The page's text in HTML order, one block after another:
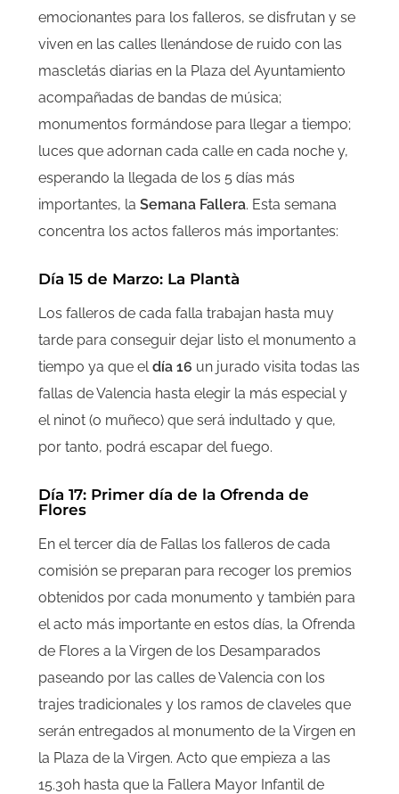
emocionantes para los falleros, se disfrutan y se
viven en las calles llenándose de ruido con las
mascletás diarias en la Plaza del Ayuntamiento
acompañadas de bandas de música;
monumentos formándose para llegar a tiempo;
luces que adornan cada calle en cada noche y,
esperando la llegada de los 5 días más
importantes, la Semana Fallera. Esta semana
concentra los actos falleros más importantes:
Día 15 de Marzo: La Plantà
Los falleros de cada falla trabajan hasta muy
tarde para conseguir dejar listo el monumento a
tiempo ya que eldía 16 un jurado visita todas las
fallas de Valencia hasta elegir la más especial y
el ninot (o muñeco) que será indultado y que,
por tanto, podrá escapar del fuego.
Día 17: Primer día de la Ofrenda de
Flores
En el tercer día de Fallas los falleros de cada
comisión se preparan para recoger los premios
obtenidos por cada monumento y también para
el acto más importante en estos días, la Ofrenda
de Flores a la Virgen de los Desamparados
paseando por las calles de Valencia con los
trajes tradicionales y los ramos de claveles que
serán entregados al monumento de la Virgen en
la Plaza de la Virgen. Acto que empieza a las
15.30h hasta que la Fallera Mayor Infantil de